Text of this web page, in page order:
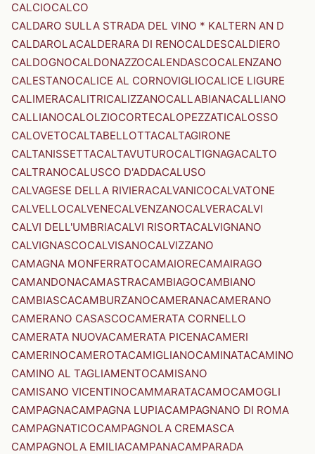
CALCIOCALCO
CALDARO SULLA STRADA DEL VINO * KALTERN AN D
CALDAROLACALDERARA DI RENOCALDESCALDIERO
CALDOGNOCALDONAZZOCALENDASCOCALENZANO
CALESTANOCALICE AL CORNOVIGLIOCALICE LIGURE
CALIMERACALITRICALIZZANOCALLABIANACALLIANO
CALLIANOCALOLZIOCORTECALOPEZZATICALOSSO
CALOVETOCALTABELLOTTACALTAGIRONE
CALTANISSETTACALTAVUTUROCALTIGNAGACALTO
CALTRANOCALUSCO D'ADDACALUSO
CALVAGESE DELLA RIVIERACALVANICOCALVATONE
CALVELLOCALVENECALVENZANOCALVERACALVI
CALVI DELL'UMBRIACALVI RISORTACALVIGNANO
CALVIGNASCOCALVISANOCALVIZZANO
CAMAGNA MONFERRATOCAMAIORECAMAIRAGO
CAMANDONACAMASTRACAMBIAGOCAMBIANO
CAMBIASCACAMBURZANOCAMERANACAMERANO
CAMERANO CASASCOCAMERATA CORNELLO
CAMERATA NUOVACAMERATA PICENACAMERI
CAMERINOCAMEROTACAMIGLIANOCAMINATACAMINO
CAMINO AL TAGLIAMENTOCAMISANO
CAMISANO VICENTINOCAMMARATACAMOCAMOGLI
CAMPAGNACAMPAGNA LUPIACAMPAGNANO DI ROMA
CAMPAGNATICOCAMPAGNOLA CREMASCA
CAMPAGNOLA EMILIACAMPANACAMPARADA